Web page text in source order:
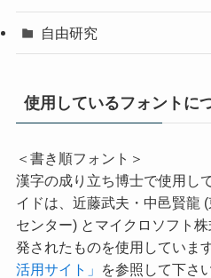
自由研究
使用しているフォントに
＜書き順フォント＞
漢字の成り立ち博士で使用し
イドは、近藤武夫・中邑賢龍
センター) とマイクロソフト
発されたものを使用していま
活用サイト」
を参照して下さい